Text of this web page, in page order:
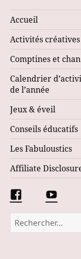
Accueil
Activités
Comptines et
Calendrier
de l’année
Jeux & éveil
Conseils éducatifs
Les Fabuloustics
Affiliate
Facebook
Les
Fabuloustics
d’une
de
Rechercher :